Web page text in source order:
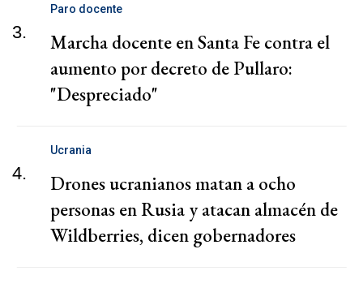
3.
Paro docente
Marcha docente en Santa Fe contra el
aumento por decreto de Pullaro:
"Despreciado"
4.
Ucrania
Drones ucranianos matan a ocho
personas en Rusia y atacan almacén de
Wildberries, dicen gobernadores